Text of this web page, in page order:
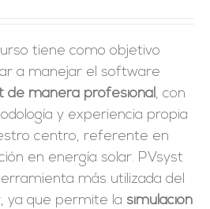
tiene como objetivo
a manejar el software
de manera profesional, con
y experiencia propia
centro, referente en
en energía solar. PVsyst
más utilizada del
ya que permite la simulación